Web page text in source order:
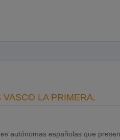
LA PRIMERA.
autónomas españolas que